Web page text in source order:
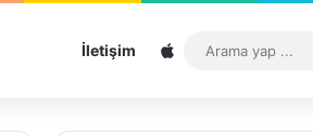
İletişim Sitemap